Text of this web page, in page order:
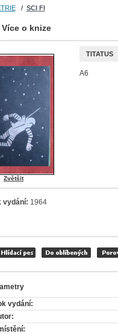
/ SCI FI
Více o knize
Zvětšit
TITATUS
A6
vydání: 1964
vydání: